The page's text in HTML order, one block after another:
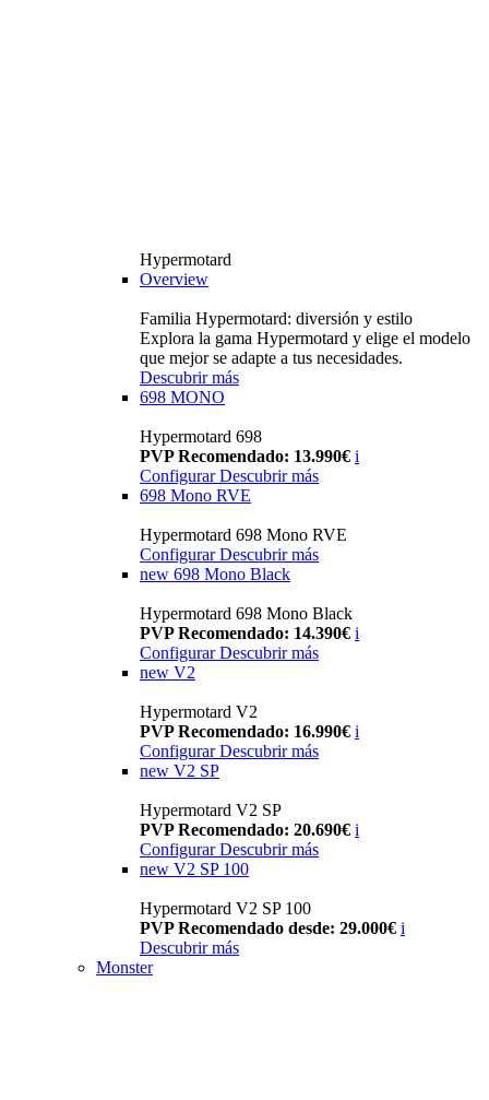
Hypermotard
Overview
Familia Hypermotard: diversión y estilo
Explora la gama Hypermotard y elige el modelo
que mejor se adapte a tus necesidades.
Descubrir más
698 MONO
Hypermotard 698
PVP Recomendado: 13.990€ i
ConfigurarDescubrir más
698 Mono RVE
Hypermotard 698 Mono RVE
Configurar Descubrir más
new 698 Mono Black
Hypermotard 698 Mono Black
PVP Recomendado: 14.390€ i
Configurar Descubrir más
new V2
Hypermotard V2
PVP Recomendado: 16.990€ i
Configurar Descubrir más
new V2 SP
Hypermotard V2 SP
PVP Recomendado: 20.690€ i
Configurar Descubrir más
new V2 SP 100
Hypermotard V2 SP 100
PVP Recomendado desde: 29.000€ i
Descubrir más
Monster